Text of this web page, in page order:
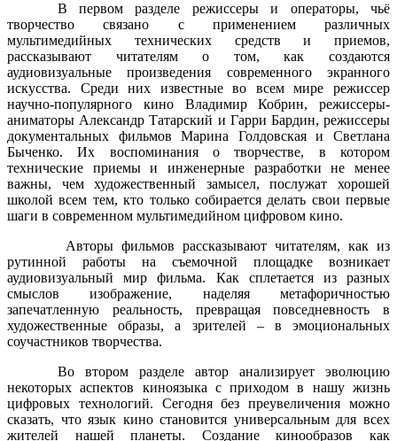
В первом разделе режиссеры и операторы, чьё
творчество связано с применением различных
мультимедийных технических средств и приемов,
рассказывают читателям о том, как создаются
аудиовизуальные произведения современного экранного
искусства. Среди них известные во всем мире режиссер
научно-популярного кино Владимир Кобрин, режиссеры-
аниматоры Александр Татарский и Гарри Бардин, режиссеры
документальных фильмов Марина Голдовская и Светлана
Быченко.
Их воспоминания о творчестве, в котором
технические приемы и инженерные разработки не менее
важны, чем художественный замысел, послужат хорошей
школой всем тем, кто только собирается делать свои первые
шаги в современном мультимедийном цифровом кино.
Авторы фильмов рассказывают читателям, как из
рутинной работы на съемочной площадке возникает
аудиовизуальный мир фильма. Как сплетается из разных
смыслов изображение, наделяя метафоричностью
запечатленную реальность, превращая повседневность в
художественные образы, а зрителей – в эмоциональных
соучастников творчества.
Во втором разделе автор анализирует эволюцию
некоторых аспектов киноязыка с приходом в нашу жизнь
цифровых технологий. Сегодня без преувеличения можно
сказать, что язык кино становится универсальным для всех
жителей нашей планеты. Создание кинообразов как